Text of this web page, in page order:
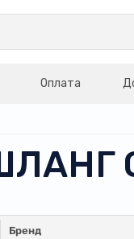
Оплата
Бренд